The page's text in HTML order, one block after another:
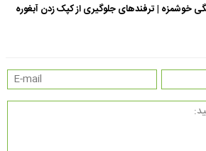
خوشمزه | ترفندهای جلوگیری از کپک زدن آبغوره